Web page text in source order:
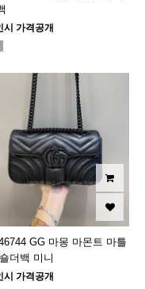
시 가격공개
GG 마몽 마몬트 마틀
더백 미니
시 가격공개